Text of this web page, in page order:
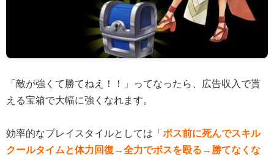
「敵が強くて勝てねえ！！」ってなったら、広告収入で貰
える宝箱で大幅に強くなれます。
効率的なプレイスタイルとしては「 ボス前に死んでスキル
クールタイムと体力回復→全力でボスを殴る→勝てなくな